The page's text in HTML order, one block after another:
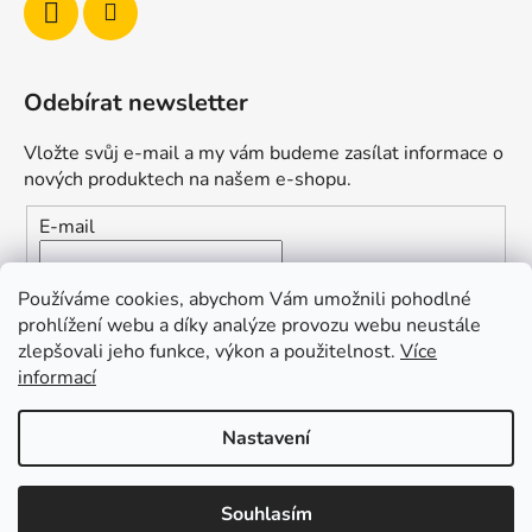
Používáme cookies, abychom Vám umožnili pohodlné
prohlížení webu a díky analýze provozu webu neustále
zlepšovali jeho funkce, výkon a použitelnost. Více
informací
Nastavení
Souhlasím
Odebírat newsletter
Vložte svůj e-mail a my vám budeme zasílat informace o
nových produktech na našem e-shopu.
E-mail
Vložením e-mailu souhlasíte s
podmínkami ochrany
osobních údajů
PŘIHLÁSIT SE
Vytvořil Shoptet
Duofishing. Všechna práva vyhrazena.